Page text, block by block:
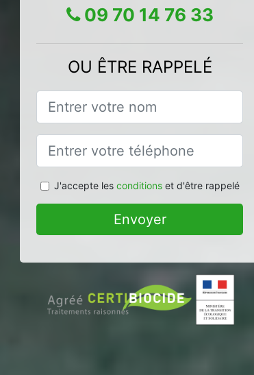
09 70 14 76 33
OU ÊTRE RAPPELÉ
J'accepte les conditionset d'être rappelé
Envoyer